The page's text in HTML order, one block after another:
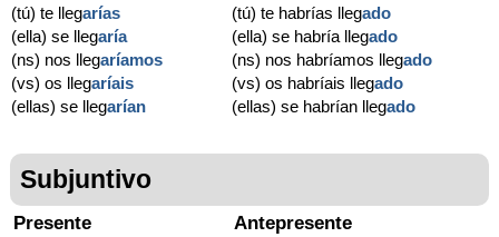
(tú) te llegarías
(ella) se llegaría
(ns) nos llegaríamos
(vs) os llegaríais
(ellas) se llegarían
(tú) te habrías llegado
(ella) se habría llegado
(ns) nos habríamos llegado
(vs) os habríais llegado
(ellas) se habrían llegado
Subjuntivo
Presente Antepresente